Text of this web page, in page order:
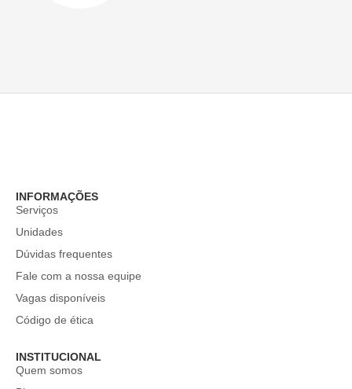
INFORMAÇÕES
Serviços
Unidades
Dúvidas frequentes
Fale com a nossa equipe
Vagas disponíveis
Código de ética
INSTITUCIONAL
Quem somos